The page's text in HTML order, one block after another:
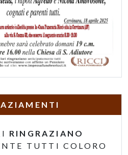
RINGRAZIANO
TUTTI COLORO